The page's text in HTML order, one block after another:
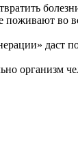
во
организм